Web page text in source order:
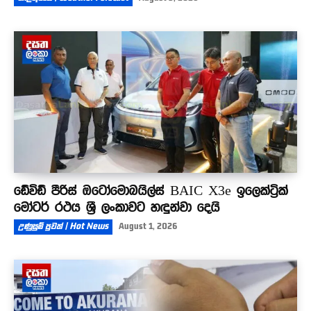
ඩේවිඩ් පීරිස් ඔටෝමොබයිල්ස් BAIC X3e ඉලෙක්ට්‍රික්
මෝටර් රථය ශ්‍රී ලංකාවට හඳුන්වා දෙයි
උණුසුම් පුවත් | Hot News August 1, 2026